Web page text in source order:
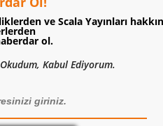
ve Scala Yayınları
ol.
Kabul Ediyorum.